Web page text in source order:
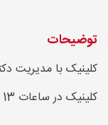
توضیحات
کلینیک با مدیریت
کلینیک در ساعات 13 الی 16 تعطیل می باشد